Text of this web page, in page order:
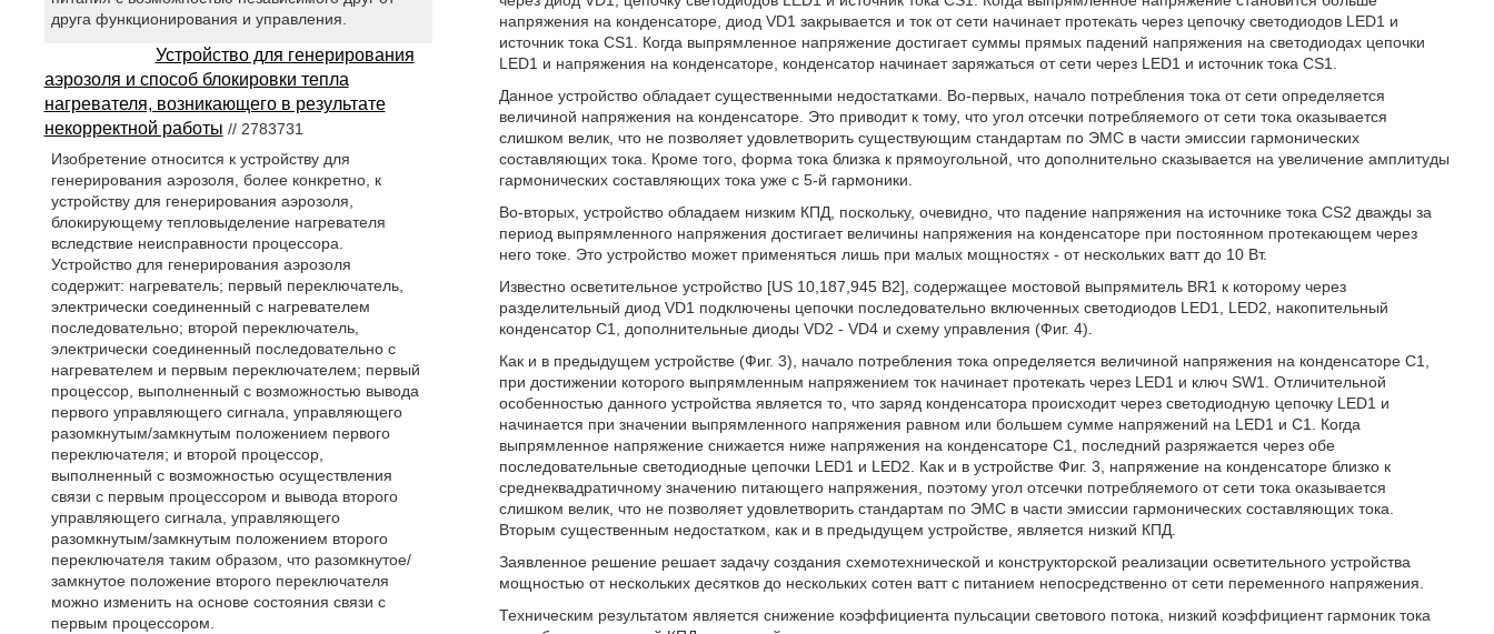
напряжения на конденсаторе, диод VD1 закрывается и ток от сети начинает протекать через цепочку светодиодов LED1 и
источник тока CS1. Когда выпрямленное напряжение достигает суммы прямых падений напряжения на светодиодах цепочки
LED1 и напряжения на конденсаторе, конденсатор начинает заряжаться от сети через LED1 и источник тока CS1.
Данное устройство обладает существенными недостатками. Во-первых, начало потребления тока от сети определяется
величиной напряжения на конденсаторе. Это приводит к тому, что угол отсечки потребляемого от сети тока оказывается
слишком велик, что не позволяет удовлетворить существующим стандартам по ЭМС в части эмиссии гармонических
составляющих тока. Кроме того, форма тока близка к прямоугольной, что дополнительно сказывается на увеличение амплитуды
гармонических составляющих тока уже с 5-й гармоники.
Во-вторых, устройство обладаем низким КПД, поскольку, очевидно, что падение напряжения на источнике тока CS2 дважды за
период выпрямленного напряжения достигает величины напряжения на конденсаторе при постоянном протекающем через
него токе. Это устройство может применяться лишь при малых мощностях - от нескольких ватт до 10 Вт.
Известно осветительное устройство [US 10,187,945 В2], содержащее мостовой выпрямитель BR1 к которому через
разделительный диод VD1 подключены цепочки последовательно включенных светодиодов LED1, LED2, накопительный
конденсатор С1, дополнительные диоды VD2 - VD4 и схему управления (Фиг. 4).
Как и в предыдущем устройстве (Фиг. 3), начало потребления тока определяется величиной напряжения на конденсаторе С1,
при достижении которого выпрямленным напряжением ток начинает протекать через LED1 и ключ SW1. Отличительной
особенностью данного устройства является то, что заряд конденсатора происходит через светодиодную цепочку LED1 и
начинается при значении выпрямленного напряжения равном или большем сумме напряжений на LED1 и С1. Когда
выпрямленное напряжение снижается ниже напряжения на конденсаторе С1, последний разряжается через обе
последовательные светодиодные цепочки LED1 и LED2. Как и в устройстве Фиг. 3, напряжение на конденсаторе близко к
среднеквадратичному значению питающего напряжения, поэтому угол отсечки потребляемого от сети тока оказывается
слишком велик, что не позволяет удовлетворить стандартам по ЭМС в части эмиссии гармонических составляющих тока.
Вторым существенным недостатком, как и в предыдущем устройстве, является низкий КПД.
Заявленное решение решает задачу создания схемотехнической и конструкторской реализации осветительного устройства
мощностью от нескольких десятков до нескольких сотен ватт с питанием непосредственно от сети переменного напряжения.
Техническим результатом является снижение коэффициента пульсации светового потока, низкий коэффициент гармоник тока
друга функционирования и управления.
Устройство для генерирования
аэрозоля и способ блокировки тепла
нагревателя, возникающего в результате
некорректной работы // 2783731
Изобретение относится к устройству для
генерирования аэрозоля, более конкретно, к
устройству для генерирования аэрозоля,
блокирующему тепловыделение нагревателя
вследствие неисправности процессора.
Устройство для генерирования аэрозоля
содержит: нагреватель; первый переключатель,
электрически соединенный с нагревателем
последовательно; второй переключатель,
электрически соединенный последовательно с
нагревателем и первым переключателем; первый
процессор, выполненный с возможностью вывода
первого управляющего сигнала, управляющего
разомкнутым/замкнутым положением первого
переключателя; и второй процессор,
выполненный с возможностью осуществления
связи с первым процессором и вывода второго
управляющего сигнала, управляющего
разомкнутым/замкнутым положением второго
переключателя таким образом, что разомкнутое/
замкнутое положение второго переключателя
можно изменить на основе состояния связи с
первым процессором.